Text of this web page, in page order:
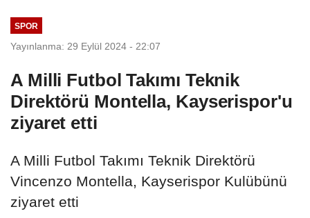
SPOR
Yayınlanma: 29 Eylül 2024 - 22:07
A Milli Futbol Takımı Teknik
Direktörü Montella, Kayserispor'u
ziyaret etti
A Milli Futbol Takımı Teknik Direktörü
Vincenzo Montella, Kayserispor Kulübünü
ziyaret etti